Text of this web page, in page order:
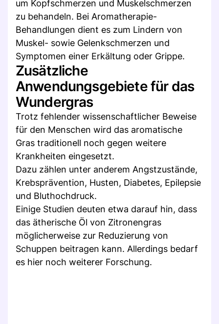
um Kopfschmerzen und Muskelschmerzen
zu behandeln. Bei Aromatherapie-
Behandlungen dient es zum Lindern von
Muskel- sowie Gelenkschmerzen und
Symptomen einer Erkältung oder Grippe.
Zusätzliche
Anwendungsgebiete für das
Wundergras
Trotz fehlender wissenschaftlicher Beweise
für den Menschen wird das aromatische
Gras traditionell noch gegen weitere
Krankheiten eingesetzt.
Dazu zählen unter anderem Angstzustände,
Krebsprävention, Husten, Diabetes, Epilepsie
und Bluthochdruck.
Einige Studien deuten etwa darauf hin, dass
das ätherische Öl von Zitronengras
möglicherweise zur Reduzierung von
Schuppen beitragen kann. Allerdings bedarf
es hier noch weiterer Forschung.